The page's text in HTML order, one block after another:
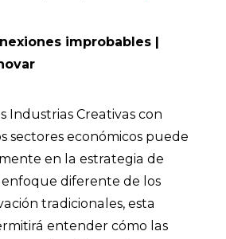
improbables |
Industrias Creativas con
sectores económicos puede
en la estrategia de
enfoque diferente de los
tradicionales, esta
entender cómo las